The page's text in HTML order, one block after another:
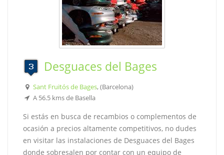
Desguaces del Bages
Sant Fruitós de Bages, (Barcelona)
A 56.5 kms de Basella
Si estás en busca de recambios o complementos de
ocasión a precios altamente competitivos, no dudes
en visitar las instalaciones de Desguaces del Bages
donde sobresalen por contar con un equipo de